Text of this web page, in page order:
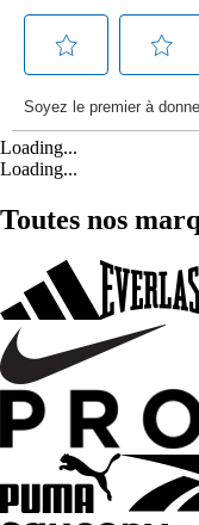
Loading...
Loading...
Toutes nos